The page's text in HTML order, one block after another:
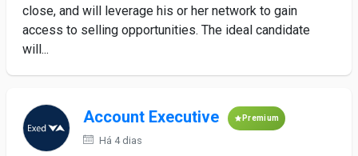
close, and will leverage his or her network to gain
access to selling opportunities. The ideal candidate
will...
Account Executive Premium
Há 4 dias